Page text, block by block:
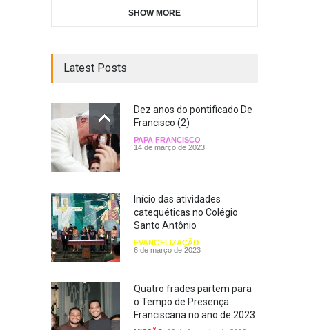
SHOW MORE
Latest Posts
Dez anos do pontificado De
Francisco (2)
PAPA FRANCISCO
14 de março de 2023
Início das atividades
catequéticas no Colégio
Santo Antônio
EVANGELIZAÇÃO
6 de março de 2023
Quatro frades partem para
o Tempo de Presença
Franciscana no ano de 2023